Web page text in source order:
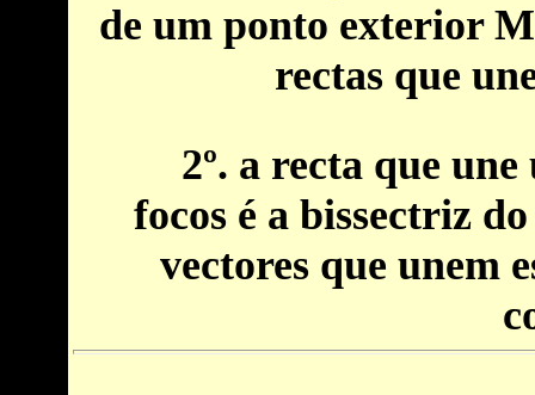
de um ponto exterior
rectas que
2º. a recta que une
focos é a bissectriz
vectores que unem